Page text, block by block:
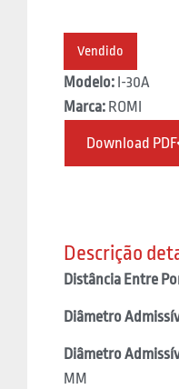
Vendido
Modelo: I-30A
Marca: ROMI
Download PDF
Descrição
Distância Entre
Diâmetro
Diâmetro
MM